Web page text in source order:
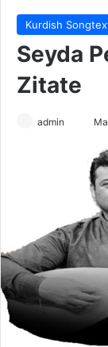
Kurdish
Seyda
Zitate
admin
n
s
e
i